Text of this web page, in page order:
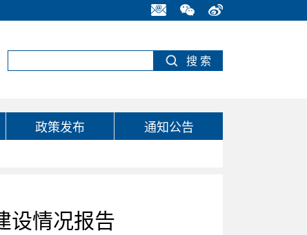
政策发布 通知公告
设情况报告